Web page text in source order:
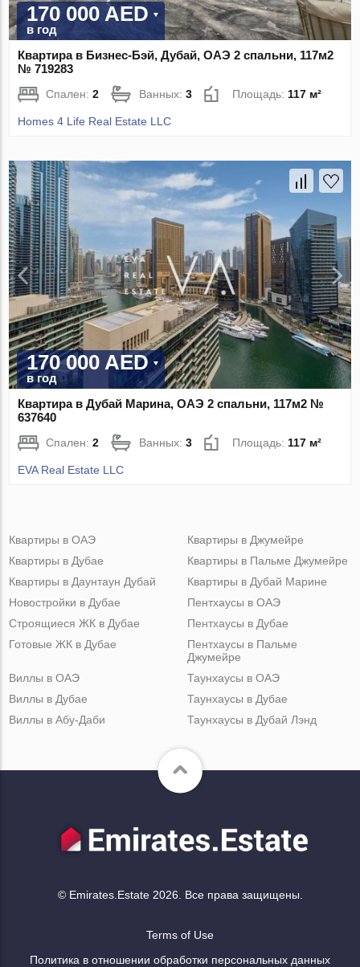
170 000 AED
в год
Квартира в Бизнес-Бэй, Дубай, ОАЭ 2 спальни, 117м2
№ 719283
Спален:2 Ванных:3 Площадь: 117 м²
Homes 4 Life Real Estate LLC
170 000 AED
в год
Квартира в Дубай Марина, ОАЭ 2 спальни, 117м2 №
637640
Спален:2 Ванных:3 Площадь: 117 м²
EVA Real Estate LLC
Квартиры в ОАЭ
Квартиры в Дубае
Квартиры в Даунтаун Дубай
Квартиры в Джумейре
Квартиры в Пальме Джумейре
Квартиры в Дубай Марине
Новостройки в Дубае
Строящиеся ЖК в Дубае
Готовые ЖК в Дубае
Пентхаусы в ОАЭ
Пентхаусы в Дубае
Пентхаусы в Пальме
Джумейре
Виллы в ОАЭ
Виллы в Дубае
Виллы в Абу-Даби
Таунхаусы в ОАЭ
Таунхаусы в Дубае
Таунхаусы в Дубай Лэнд
© Emirates.Estate 2026. Все права защищены.
Terms of Use
Политика в отношении обработки персональных данных